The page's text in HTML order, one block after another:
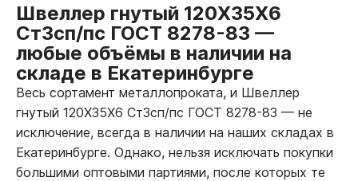
Швеллер гнутый 120Х35Х6
Ст3сп/пс ГОСТ 8278-83 —
любые объёмы в наличии на
складе в Екатеринбурге
Весь сортамент металлопроката, и Швеллер
гнутый 120Х35Х6 Ст3сп/пс ГОСТ 8278-83 — не
исключение, всегда в наличии на наших складах в
Екатеринбурге. Однако, нельзя исключать покупки
большими оптовыми партиями, после которых те